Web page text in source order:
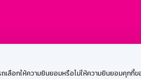
อกให้ความยินยอมหรือไม่ให้ความยินยอมคุกกี้ข